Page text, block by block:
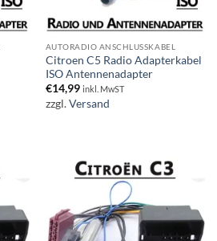
AUTORADIO ANSCHLUSSKABEL
Citroen C5 Radio Adapterkabel
ISO Antennenadapter
€14,99 inkl. MwST
zzgl.Versand